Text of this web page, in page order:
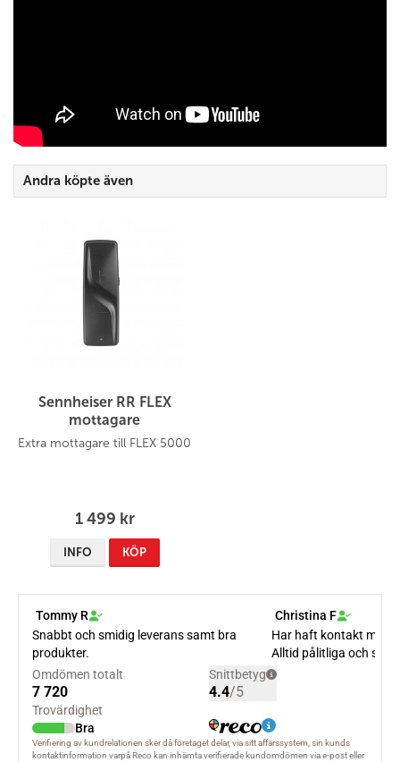
Andra köpte även
Sennheiser RR FLEX
mottagare
Extra mottagare till FLEX 5000
1 499 kr
INFO KÖP